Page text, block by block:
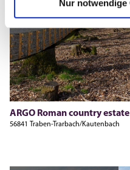
Nur
ARGO Roman country
56841 Traben-Trarbach/Kautenbach